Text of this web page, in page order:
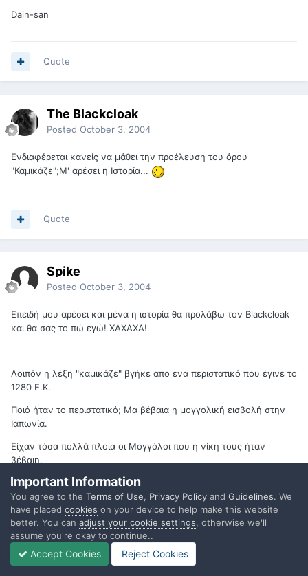
Dain-san
Quote
The Blackcloak
Posted October 3, 2004
Ενδιαφέρεται κανείς να μάθει την προέλευση του όρου
"Καμικάζε";Μ' αρέσει η Ιστορία...
Quote
Spike
Posted October 3, 2004
Επειδή μου αρέσει και μένα η ιστορία θα προλάβω τον Blackcloak
και θα σας το πώ εγώ! ΧΑΧΑΧΑ!
Λοιπόν η λέξη "καμικάζε" βγήκε απο ενα περιστατικό που έγινε το
1280 Ε.Κ.
Ποιό ήταν το περιστατικό; Μα βέβαια η μογγολική εισβολή στην
Ιαπωνία.
Είχαν τόσα πολλά πλοία οι Μογγόλοι που η νίκη τους ήταν
βέβαιη.
Τότε όμως κάτι έγινε...
Ένας φοβερός άνεμος φύσηξε ξαφνικά και κατέστρεψε τα πλοία
των Μογγόλων αφήνοντας την Ιαπωνία ανέπαφη. Αυτόν τον
άνεμο τον ονόμασαν 'Καμικαζε" όπου κάμι=θεός, πνεύμα και
κάζε=άνεμος.
Αυτόν τον σωτήριο άνεμο προσπάθησαν να επικαλεστούν στον Β
Important Information
You agree to the Terms of Use, Privacy Policy and Guidelines. We
have placed cookies on your device to help make this website
better. You can adjust your cookie settings, otherwise we'll
assume you're okay to continue..
Accept Cookies Reject Cookies